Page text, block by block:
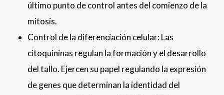
último punto de control antes del comienzo de la
mitosis.
Control de la diferenciación celular: Las
citoquininas regulan la formación y el desarrollo
del tallo. Ejercen su papel regulando la expresión
de genes que determinan la identidad del